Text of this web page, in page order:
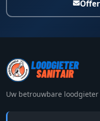
Uw betrouwbare